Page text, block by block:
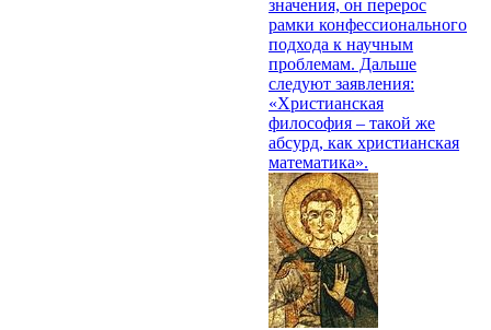
значения, он перерос
рамки конфессионального
подхода к научным
проблемам. Дальше
следуют заявления:
«Христианская
философия – такой же
абсурд, как христианская
математика».